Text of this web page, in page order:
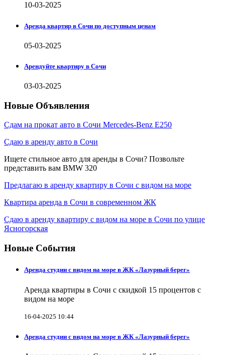
10-03-2025
Аренда квартир в Сочи по доступным ценам
05-03-2025
Арендуйте квартиру в Сочи
03-03-2025
Новые Объявления
Сдам на прокат авто в Сочи Mercedes-Benz E250
Сдаю в аренду авто в Сочи
Ищете стильное авто для аренды в Сочи? Позвольте
представить вам BMW 320
Предлагаю в аренду квартиру в Сочи с видом на море
Квартира аренда в Сочи в современном ЖК
Сдаю в аренду квартиру с видом на море в Сочи по улице
Ясногорская
Новые События
Аренда студии с видом на море в ЖК «Лазурный берег»
Аренда квартиры в Сочи с скидкой 15 процентов с
видом на море
16-04-2025 10:44
Аренда студии с видом на море в ЖК «Лазурный берег»